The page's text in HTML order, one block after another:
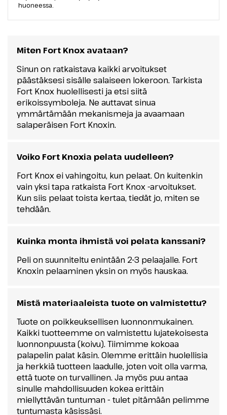
huoneessa.
Miten Fort Knox avataan?
Sinun on ratkaistava kaikki arvoitukset
päästäksesi sisälle salaiseen lokeroon. Tarkista
Fort Knox huolellisesti ja etsi siitä
erikoissymboleja. Ne auttavat sinua
ymmärtämään mekanismeja ja avaamaan
salaperäisen Fort Knoxin.
Voiko Fort Knoxia pelata uudelleen?
Fort Knox ei vahingoitu, kun pelaat. On kuitenkin
vain yksi tapa ratkaista Fort Knox -arvoitukset.
Kun siis pelaat toista kertaa, tiedät jo, miten se
tehdään.
Kuinka monta ihmistä voi pelata kanssani?
Peli on suunniteltu enintään 2-3 pelaajalle. Fort
Knoxin pelaaminen yksin on myös hauskaa.
Mistä materiaaleista tuote on valmistettu?
Tuote on poikkeuksellisen luonnonmukainen.
Kaikki tuotteemme on valmistettu lujatekoisesta
luonnonpuusta (koivu). Tiimimme kokoaa
palapelin palat käsin. Olemme erittäin huolellisia
ja herkkiä tuotteen laadulle, joten voit olla varma,
että tuote on turvallinen. Ja myös puu antaa
sinulle mahdollisuuden kokea erittäin
miellyttävän tuntuman - tulet pitämään pelimme
tuntumasta käsissäsi.